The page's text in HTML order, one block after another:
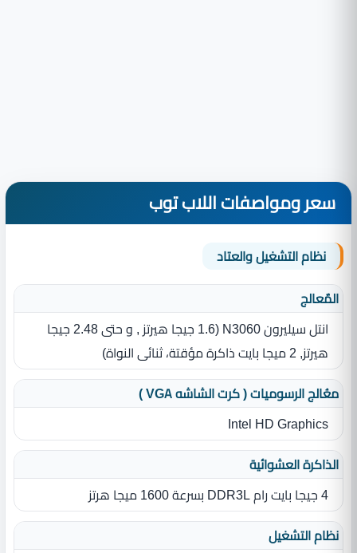
سعر ومواصفات اللاب توب
نظام التشغيل والعتاد
المٌعالج
انتل سيليرون N3060 ‏(‏1.6 جيجا هيرتز ‏,‏ و حتى 2.48 جيجا
هيرتز‏,‏ 2 ميجا بايت ذاكرة مؤقتة، ثنائى النواة‏)‏
معُالج الرسوميات ( كرت الشاشه VGA )
Intel HD Graphics
الذاكرة العشوائية
4 جيجا بايت رام‏ DDR3L بسرعة 1600 ميجا هرتز
نظام التشغيل